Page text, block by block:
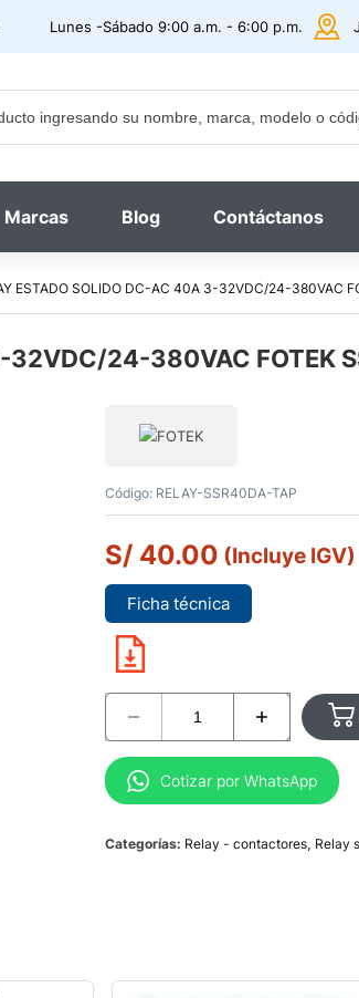
Lunes -Sábado 9:00 a.m. - 6:00 p.m.
Marcas Blog Contáctanos
ESTADO SOLIDO DC-AC 40A 3-32VDC/24-380VAC
32VDC/24-380VAC FOTEK
Código: RELAY-SSR40DA-TAP
S/ 40.00 (Incluye IGV)
Ficha técnica
Cotizar por WhatsApp
Categorías: Relay - contactores, Relay